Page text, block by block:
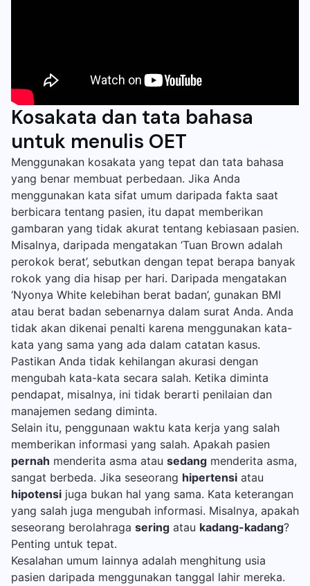
Kosakata dan tata bahasa
untuk menulis OET
Menggunakan kosakata yang tepat dan tata bahasa
yang benar membuat perbedaan. Jika Anda
menggunakan kata sifat umum daripada fakta saat
berbicara tentang pasien, itu dapat memberikan
gambaran yang tidak akurat tentang kebiasaan pasien.
Misalnya, daripada mengatakan ‘Tuan Brown adalah
perokok berat’, sebutkan dengan tepat berapa banyak
rokok yang dia hisap per hari. Daripada mengatakan
‘Nyonya White kelebihan berat badan’, gunakan BMI
atau berat badan sebenarnya dalam surat Anda. Anda
tidak akan dikenai penalti karena menggunakan kata-
kata yang sama yang ada dalam catatan kasus.
Pastikan Anda tidak kehilangan akurasi dengan
mengubah kata-kata secara salah. Ketika diminta
pendapat, misalnya, ini tidak berarti penilaian dan
manajemen sedang diminta.
Selain itu, penggunaan waktu kata kerja yang salah
memberikan informasi yang salah. Apakah pasien
pernah menderita asma atau sedang menderita asma,
sangat berbeda. Jika seseorang hipertensi atau
hipotensi juga bukan hal yang sama. Kata keterangan
yang salah juga mengubah informasi. Misalnya, apakah
seseorang berolahraga sering atau kadang-kadang?
Penting untuk tepat.
Kesalahan umum lainnya adalah menghitung usia
pasien daripada menggunakan tanggal lahir mereka.